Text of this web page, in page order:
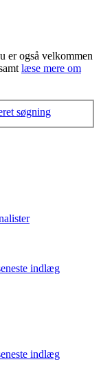
er også velkommen
læse mere om
søgning
indlæg
indlæg